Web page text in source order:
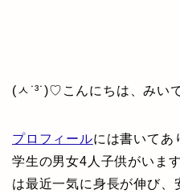
(ㅅ˙³˙)♡こんにちは、みい
プロフィールには書いてあ
学生の男女4人子供がいま
は最近一気に身長が伸び、